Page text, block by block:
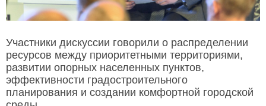
Участники дискуссии говорили о распределении
ресурсов между приоритетными территориями,
развитии опорных населенных пунктов,
эффективности градостроительного
планирования и создании комфортной городской